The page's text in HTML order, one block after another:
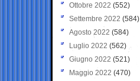
Ottobre 2022 (552)
Settembre 2022 (584)
Agosto 2022 (584)
Luglio 2022 (562)
Giugno 2022 (521)
Maggio 2022 (470)